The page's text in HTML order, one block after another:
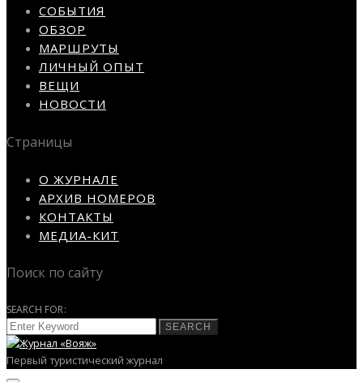
СОБЫТИЯ
ОБЗОР
МАРШРУТЫ
ЛИЧНЫЙ ОПЫТ
ВЕЩИ
НОВОСТИ
Страницы
О ЖУРНАЛЕ
АРХИВ НОМЕРОВ
КОНТАКТЫ
МЕДИА-КИТ
Поиск по сайту
SEARCH FOR:
SEARCH
Первый туристический журнал